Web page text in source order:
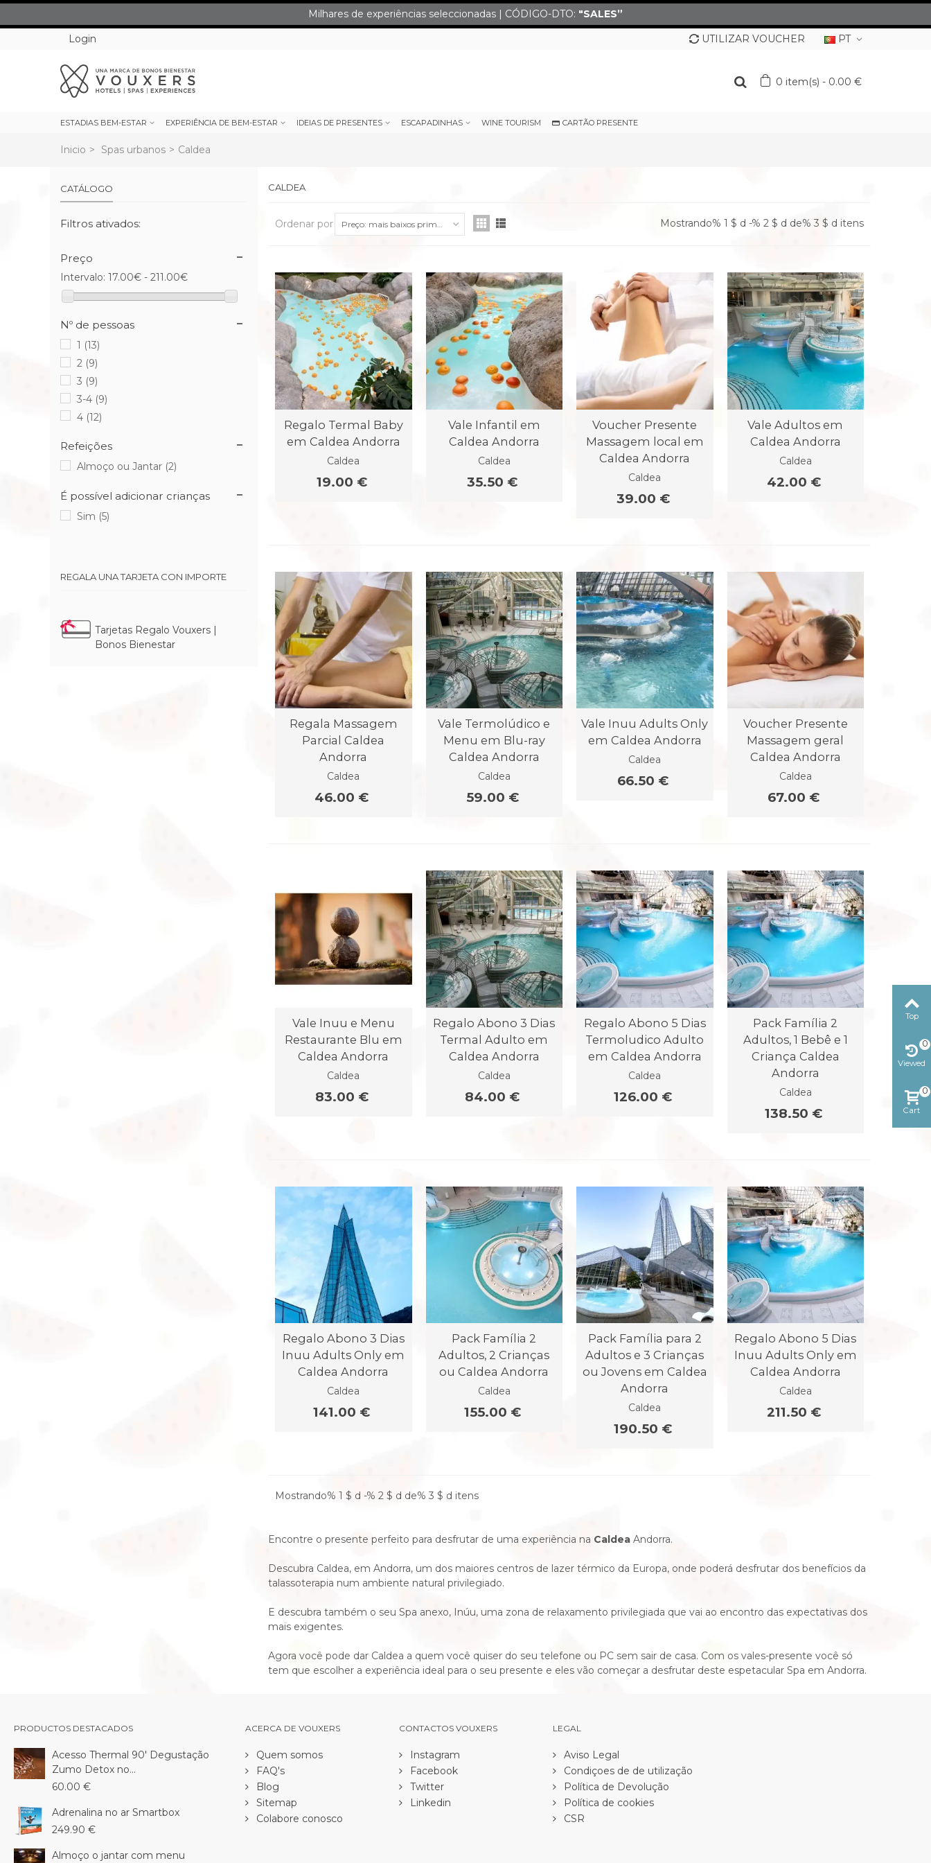
Milhares de experiências seleccionadas | CÓDIGO-DTO: "SALES”
Login
PT
UTILIZAR VOUCHER
0 item(s) - 0.00 €
ESTADIAS BEM-ESTAR EXPERIÊNCIA DE BEM-ESTAR IDEIAS DE PRESENTES ESCAPADINHAS WINE TOURISM CARTÃO PRESENTE
Inicio > Spas urbanos > Caldea
CATÁLOGO
Filtros ativados:
Preço
Intervalo: 17.00€ - 211.00€
Nº de pessoas
1 (13)
2 (9)
3 (9)
3-4 (9)
4 (12)
Refeições
Almoço ou Jantar (2)
É possível adicionar crianças
Sim (5)
REGALA UNA TARJETA CON IMPORTE
Tarjetas Regalo Vouxers |
Bonos Bienestar
CALDEA
Ordenar por Preço: mais baixos primeiro Mostrando% 1 $ d -% 2 $ d de% 3 $ d itens
Regalo Termal Baby
em Caldea Andorra
Caldea
19.00 €
Vale Infantil em
Caldea Andorra
Caldea
35.50 €
Voucher Presente
Massagem local em
Caldea Andorra
Caldea
39.00 €
Vale Adultos em
Caldea Andorra
Caldea
42.00 €
Regala Massagem
Parcial Caldea
Andorra
Caldea
46.00 €
Vale Termolúdico e
Menu em Blu-ray
Caldea Andorra
Caldea
59.00 €
Vale Inuu Adults Only
em Caldea Andorra
Caldea
66.50 €
Voucher Presente
Massagem geral
Caldea Andorra
Caldea
67.00 €
Vale Inuu e Menu
Restaurante Blu em
Caldea Andorra
Caldea
83.00 €
Regalo Abono 3 Dias
Termal Adulto em
Caldea Andorra
Caldea
84.00 €
Regalo Abono 5 Dias
Termoludico Adulto
em Caldea Andorra
Caldea
126.00 €
Pack Família 2
Adultos, 1 Bebê e 1
Criança Caldea
Andorra
Caldea
138.50 €
Regalo Abono 3 Dias
Inuu Adults Only em
Caldea Andorra
Caldea
141.00 €
Pack Família 2
Adultos, 2 Crianças
ou Caldea Andorra
Caldea
155.00 €
Pack Família para 2
Adultos e 3 Crianças
ou Jovens em Caldea
Andorra
Caldea
190.50 €
Regalo Abono 5 Dias
Inuu Adults Only em
Caldea Andorra
Caldea
211.50 €
Mostrando% 1 $ d -% 2 $ d de% 3 $ d itens
Encontre o presente perfeito para desfrutar de uma experiência na Caldea Andorra.
Descubra Caldea, em Andorra, um dos maiores centros de lazer térmico da Europa, onde poderá desfrutar dos benefícios da
talassoterapia num ambiente natural privilegiado.
E descubra também o seu Spa anexo, Inúu, uma zona de relaxamento privilegiada que vai ao encontro das expectativas dos
mais exigentes.
Agora você pode dar Caldea a quem você quiser do seu telefone ou PC sem sair de casa. Com os vales-presente você só
tem que escolher a experiência ideal para o seu presente e eles vão começar a desfrutar deste espetacular Spa em Andorra.
PRODUCTOS DESTACADOS
Acesso Thermal 90' Degustação
Zumo Detox no...
60.00 €
Adrenalina no ar Smartbox
249.90 €
Almoço o jantar com menu
ACERCA DE VOUXERS
Quem somos
FAQ's
Blog
Sitemap
Colabore conosco
CONTACTOS VOUXERS
Instagram
Facebook
Twitter
Linkedin
LEGAL
Aviso Legal
Condiçoes de de utilização
Política de Devolução
Política de cookies
CSR
Top
Viewed
0
Cart
0